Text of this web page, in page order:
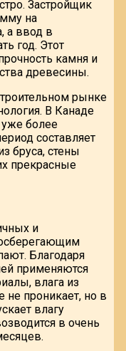
Застройщик
на
а ввод в
год. Этот
камня и
древесины.
рынке
В Канаде
уже более
составляет
бруса, стены
прекрасные
и
Благодаря
применяются
влага из
проникает, но в
влагу
в очень